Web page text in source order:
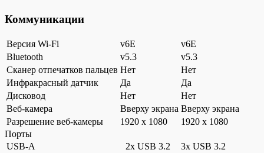
Коммуникации
Версия Wi-Fi v6E
v6E
Bluetooth
v5.3
v5.3
Сканер отпечатков пальцев Нет
Нет
Инфракрасный датчик
Да
Да
Дисковод
Нет
Нет
Веб-камера
Вверху экрана Вверху экрана
Разрешение веб-камеры
1920 x 1080
1920 x 1080
Порты
USB-A
2x USB 3.2
3x USB 3.2